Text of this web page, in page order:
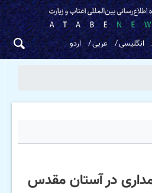
انگلیسی عربی اردو
در آستان مقدس